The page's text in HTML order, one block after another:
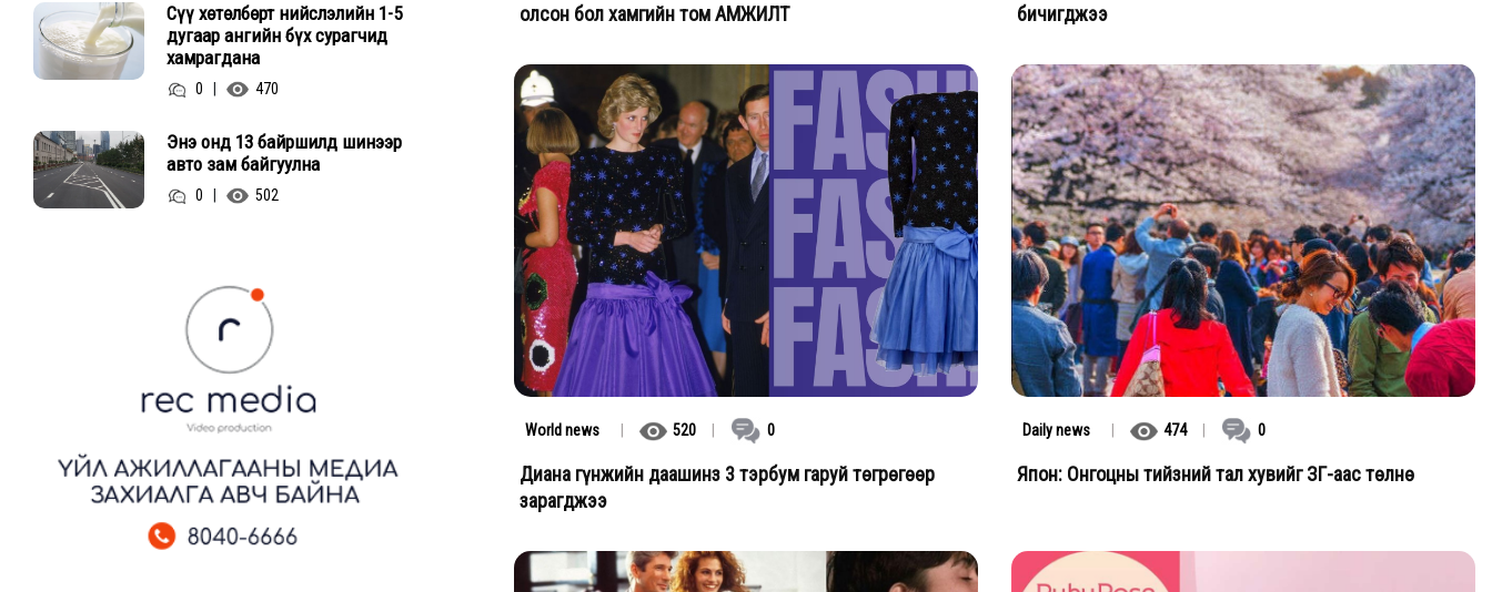
Сүү хөтөлбөрт нийслэлийн 1-5
дугаар ангийн бүх сурагчид
хамрагдана
0 470
Энэ онд 13 байршилд шинээр
авто зам байгуулна
0 502
олсон бол хамгийн том АМЖИЛТ
бичигджээ
World news 520 0
Диана гүнжийн даашинз 3 тэрбум гаруй төгрөгөөр
зарагджээ
Daily news 474 0
Япон: Онгоцны тийзний тал хувийг ЗГ-аас төлнө